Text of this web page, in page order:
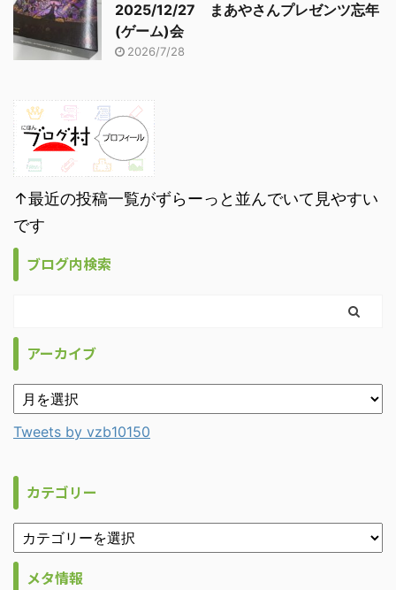
2025/12/27 まあやさんプレゼンツ忘年
(ゲーム)会
2026/7/28
↑最近の投稿一覧がずらーっと並んでいて見やすい
です
ブログ内検索
アーカイブ
Tweets by vzb10150
カテゴリー
メタ情報